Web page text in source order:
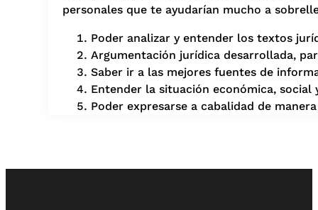
personales que te ayudarían mucho a
Poder analizar y entender los textos
Argumentación jurídica desarrollada,
Saber ir a las mejores fuentes de
Entender la situación económica,
Poder expresarse a cabalidad de